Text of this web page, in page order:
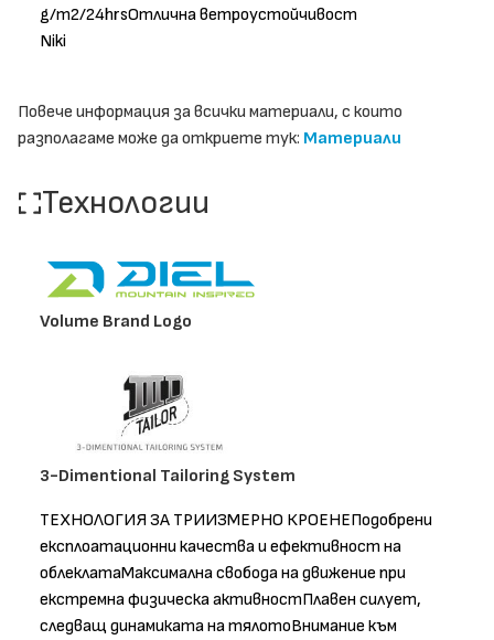
g/m2/24hrsОтлична ветроустойчивост
Niki
Повече информация за всички материали, с които
разполагаме може да откриете тук: Материали
Технологии
Volume Brand Logo
3-Dimentional Tailoring System
ТЕХНОЛОГИЯ ЗА ТРИИЗМЕРНО КРОЕНЕПодобрени
експлоатационни качества и ефективност на
облеклатаМаксимална свобода на движение при
екстремна физическа активностПлавен силует,
следващ динамиката на тялотоВнимание към